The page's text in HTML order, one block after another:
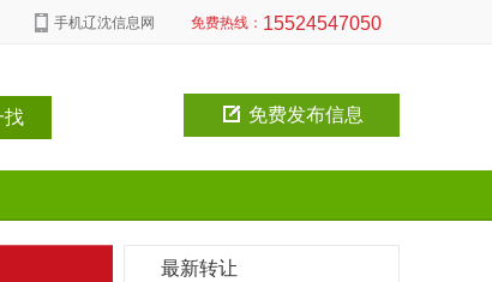
手机辽沈信息网 免费热线： 15524547050
免费发布信息
最新转让